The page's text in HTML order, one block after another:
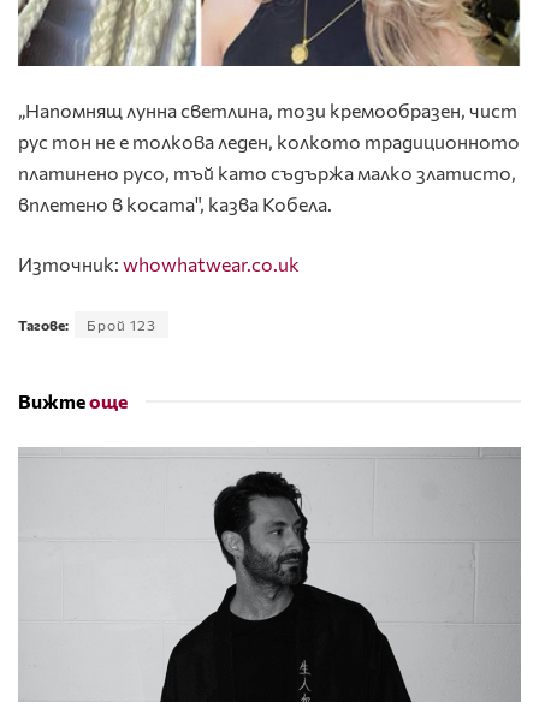
„Напомнящ лунна светлина, този кремообразен, чист
рус тон не е толкова леден, колкото традиционното
платинено русо, тъй като съдържа малко златисто,
вплетено в косата", казва Кобела.
Източник: whowhatwear.co.uk
Тагове: Брой 123
Вижтеоще